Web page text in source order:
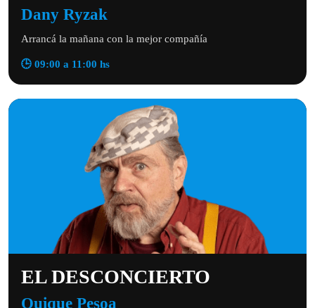
Dany Ryzak
Arrancá la mañana con la mejor compañía
🕒 09:00 a 11:00 hs
EL DESCONCIERTO
Quique Pesoa